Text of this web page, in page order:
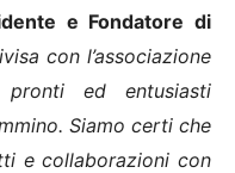
e Fondatore di
con l’associazione
ed entusiasti
Siamo certi che
e collaborazioni con